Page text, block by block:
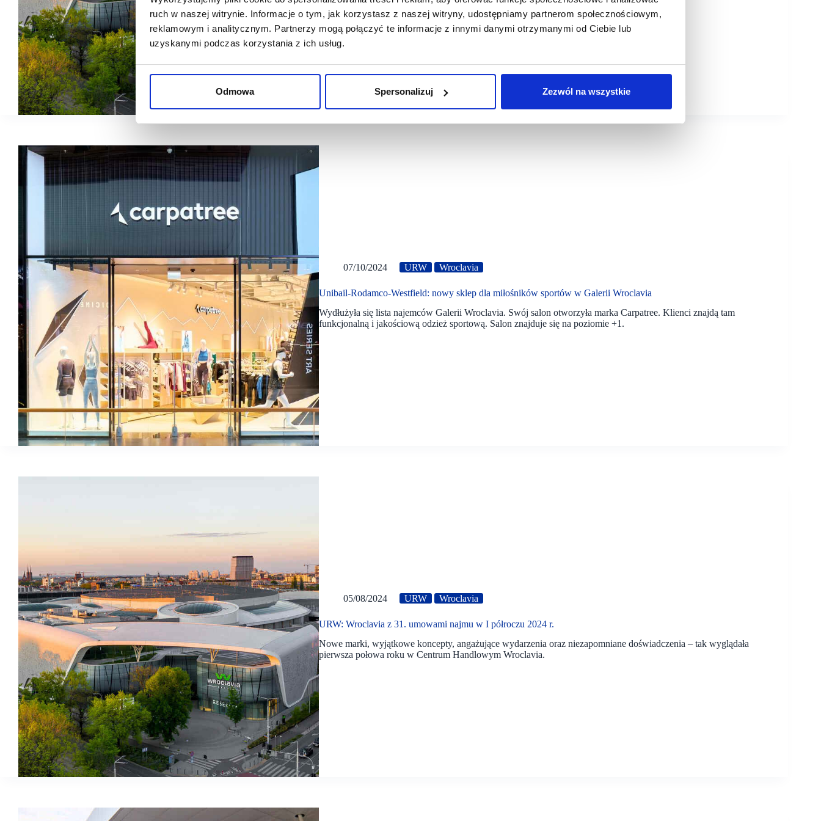
ruch w naszej witrynie. Informacje o tym, jak korzystasz z naszej witryny, udostępniamy partnerom społecznościowym,
reklamowym i analitycznym. Partnerzy mogą połączyć te informacje z innymi danymi otrzymanymi od Ciebie lub
uzyskanymi podczas korzystania z ich usług.
Odmowa Spersonalizuj Zezwól na wszystkie
07/10/2024 URW Wroclavia
Unibail-Rodamco-Westfield: nowy sklep dla miłośników sportów w Galerii Wroclavia
Wydłużyła się lista najemców Galerii Wroclavia. Swój salon otworzyła marka Carpatree. Klienci znajdą tam
funkcjonalną i jakościową odzież sportową. Salon znajduje się na poziomie +1.
05/08/2024 URW Wroclavia
URW: Wroclavia z 31. umowami najmu w I półroczu 2024 r.
Nowe marki, wyjątkowe koncepty, angażujące wydarzenia oraz niezapomniane doświadczenia – tak wyglądała
pierwsza połowa roku w Centrum Handlowym Wroclavia.